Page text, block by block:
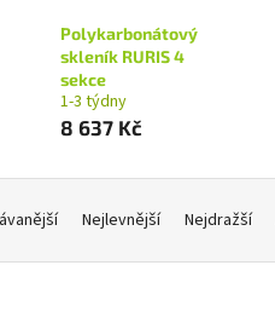
Polykarbonátový
skleník RURIS 4
sekce
1-3 týdny
8 637 Kč
Nejlevnější Nejdražší